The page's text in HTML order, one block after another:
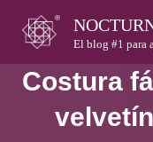
content
El blog #1 para
Costura